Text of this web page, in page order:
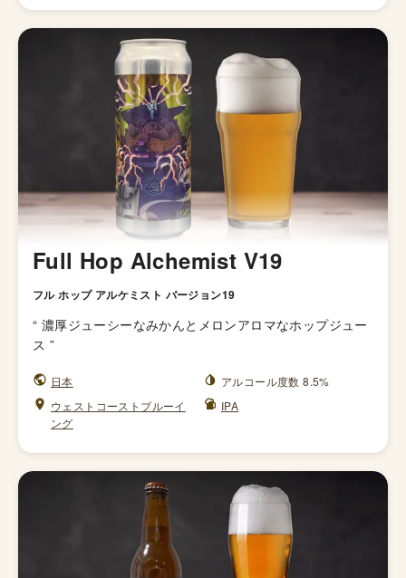
Full Hop Alchemist V19
フル ホップ アルケミスト バージョン19
“ 濃厚ジューシーなみかんとメロンアロマなホップジュー
ス ”
日本
アルコール度数 8.5%
ウェストコーストブルーイ
ング
IPA